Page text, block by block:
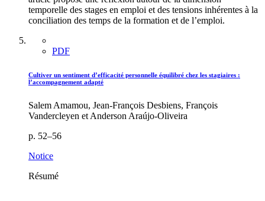
temporelle des stages en emploi et des tensions inhérentes à la
conciliation des temps de la formation et de l’emploi.
PDF
Cultiver un sentiment d’efficacité personnelle équilibré chez les stagiaires :
l’accompagnement adapté
Salem Amamou, Jean-François Desbiens, François
Vandercleyen et Anderson Araújo-Oliveira
p. 52–56
Notice
Résumé